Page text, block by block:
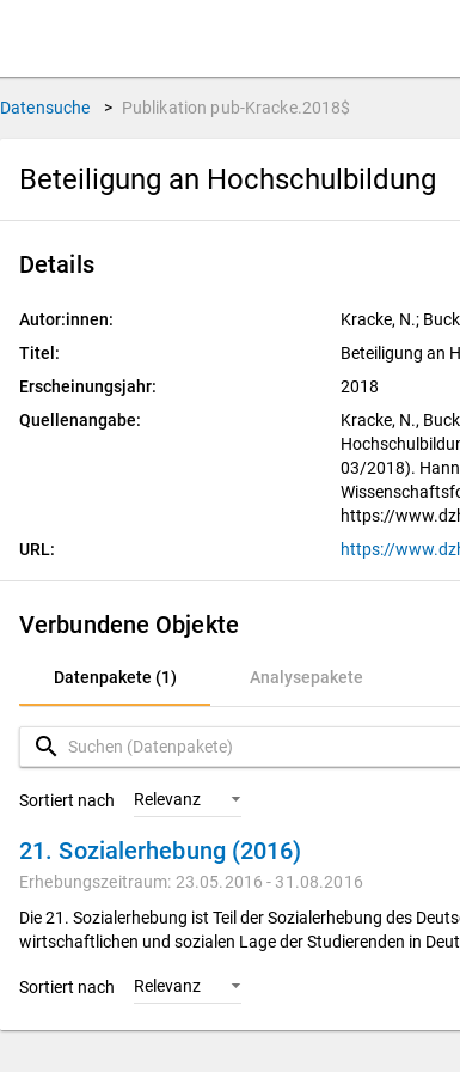
Datensuche > Publikation pub-Kracke.2018$
Beteiligung an Hochschulbildung
Details
Autor:innen:
Kracke, N.;
Titel:
Beteiligung an
Erscheinungsjahr:
2018
Quellenangabe:
Kracke, N.,
03/2018).
https://
URL:
https://
Verbundene Objekte
Datenpakete (1) Analysepakete
Datenpakete (1)
Analysepakete
search
Sortiert nach Relevanz
21. Sozialerhebung (2016)
Erhebungszeitraum: 23.05.2016 - 31.08.2016
Die 21. Sozialerhebung ist Teil der Sozialerhebung des
wirtschaftlichen und sozialen Lage der Studierenden in
Sortiert nach Relevanz